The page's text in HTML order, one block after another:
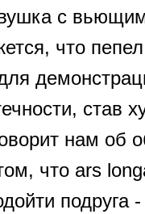
с
что
став
нам об
что ars
подруга